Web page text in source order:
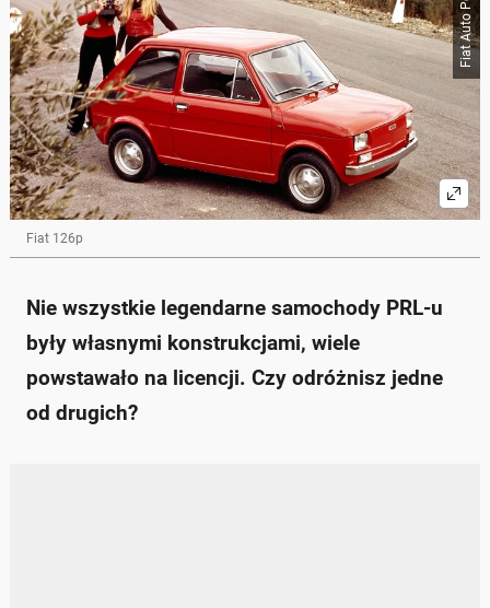
Fiat 126p
Nie wszystkie legendarne samochody PRL-u
były własnymi konstrukcjami, wiele
powstawało na licencji. Czy odróżnisz jedne
od drugich?